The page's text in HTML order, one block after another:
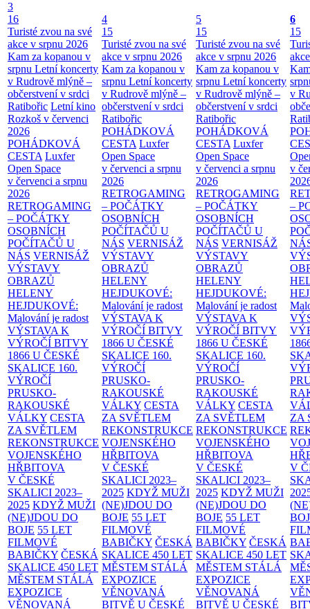
3
16
Turisté zvou na své
akce v srpnu 2026
Kam za kopanou v
srpnu Letní koncerty
v Rudrově mlýně –
občerstvení v srdci
Ratibořic Letní kino
Rozkoš v červenci
2026
POHÁDKOVÁ
CESTA Luxfer
Open Space
v červenci a srpnu
2026
RETROGAMING
– POČÁTKY
OSOBNÍCH
POČÍTAČŮ U
NÁS VERNISÁŽ
VÝSTAVY
OBRAZŮ
HELENY
HEJDUKOVÉ:
Malování je radost
VÝSTAVA K
VÝROČÍ BITVY
1866 U ČESKÉ
SKALICE 160.
VÝROČÍ
PRUSKO-
RAKOUSKÉ
VÁLKY CESTA
ZA SVĚTLEM
REKONSTRUKCE
VOJENSKÉHO
HŘBITOVA
V ČESKÉ
SKALICI 2023–
2025 KDYŽ MUŽI
(NE)JDOU DO
BOJE 55 LET
FILMOVÉ
BABIČKY ČESKÁ
SKALICE 450 LET
MĚSTEM STÁLÁ
EXPOZICE
VĚNOVANÁ
4
15
Turisté zvou na své
akce v srpnu 2026
Kam za kopanou v
srpnu Letní koncerty
v Rudrově mlýně –
občerstvení v srdci
Ratibořic
POHÁDKOVÁ
CESTA Luxfer
Open Space
v červenci a srpnu
2026
RETROGAMING
– POČÁTKY
OSOBNÍCH
POČÍTAČŮ U
NÁS VERNISÁŽ
VÝSTAVY
OBRAZŮ
HELENY
HEJDUKOVÉ:
Malování je radost
VÝSTAVA K
VÝROČÍ BITVY
1866 U ČESKÉ
SKALICE 160.
VÝROČÍ
PRUSKO-
RAKOUSKÉ
VÁLKY CESTA
ZA SVĚTLEM
REKONSTRUKCE
VOJENSKÉHO
HŘBITOVA
V ČESKÉ
SKALICI 2023–
2025 KDYŽ MUŽI
(NE)JDOU DO
BOJE 55 LET
FILMOVÉ
BABIČKY ČESKÁ
SKALICE 450 LET
MĚSTEM STÁLÁ
EXPOZICE
VĚNOVANÁ
BITVĚ U ČESKÉ
5
15
Turisté zvou na své
akce v srpnu 2026
Kam za kopanou v
srpnu Letní koncerty
v Rudrově mlýně –
občerstvení v srdci
Ratibořic
POHÁDKOVÁ
CESTA Luxfer
Open Space
v červenci a srpnu
2026
RETROGAMING
– POČÁTKY
OSOBNÍCH
POČÍTAČŮ U
NÁS VERNISÁŽ
VÝSTAVY
OBRAZŮ
HELENY
HEJDUKOVÉ:
Malování je radost
VÝSTAVA K
VÝROČÍ BITVY
1866 U ČESKÉ
SKALICE 160.
VÝROČÍ
PRUSKO-
RAKOUSKÉ
VÁLKY CESTA
ZA SVĚTLEM
REKONSTRUKCE
VOJENSKÉHO
HŘBITOVA
V ČESKÉ
SKALICI 2023–
2025 KDYŽ MUŽI
(NE)JDOU DO
BOJE 55 LET
FILMOVÉ
BABIČKY ČESKÁ
SKALICE 450 LET
MĚSTEM STÁLÁ
EXPOZICE
VĚNOVANÁ
BITVĚ U ČESKÉ
6
15
v
v
–
ZA
V